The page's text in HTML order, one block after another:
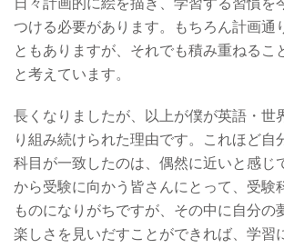
つける必要があります。もちろん計画通
ともありますが、それでも積み重ねるこ
と考えています。
長くなりましたが、以上が僕が英語・世
り組み続けられた理由です。これほど自
科目が一致したのは、偶然に近いと感じ
から受験に向かう皆さんにとって、受験
ものになりがちですが、その中に自分の
楽しさを見いだすことができれば、学習